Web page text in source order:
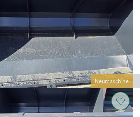
Neumaschine